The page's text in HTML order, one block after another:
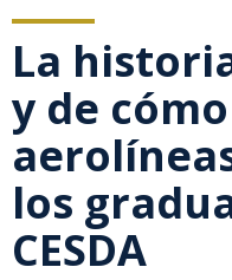
La
y de
los
CESDA